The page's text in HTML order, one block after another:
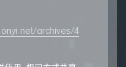
archives/4